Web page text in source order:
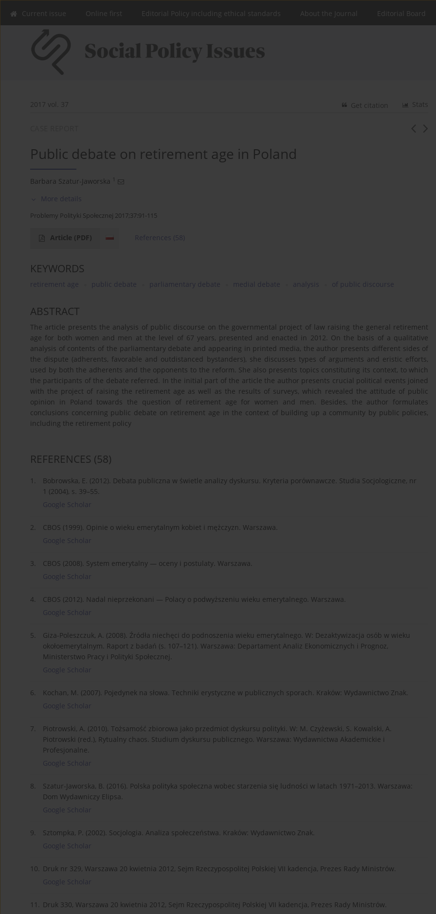
Current issue Online first Editorial Policy including ethical standards About the Journal Editorial Board
2017 vol. 37 Stats
Get citation
Public debate on retirement age in Poland
Barbara Szatur-Jaworska 1
More details
Problemy Polityki Społecznej 2017;37:91-115
Article (PDF) References (58)
KEYWORDS
retirement age public debate parliamentary debate medial debate analysis of public discourse
ABSTRACT
The article presents the analysis of public discourse on the governmental project of law raising the general retirement
age for both women and men at the level of 67 years, presented and enacted in 2012. On the basis of a qualitative
analysis of contents of the parliamentary debate and appearing in printed media, the author presents different sides of
the dispute (adherents, favorable and outdistanced bystanders), she discusses types of arguments and eristic efforts,
used by both the adherents and the opponents to the reform. She also presents topics constituting its context, to which
the participants of the debate referred. In the initial part of the article the author presents crucial political events joined
with the project of raising the retirement age as well as the results of surveys, which revealed the attitude of public
opinion in Poland towards the question of retirement age for women and men. Besides, the author formulates
conclusions concerning public debate on retirement age in the context of building up a community by public policies,
including the retirement policy
REFERENCES (58)
1.
Bobrowska, E. (2012). Debata publiczna w świetle analizy dyskursu. Kryteria porównawcze. Studia Socjologiczne, nr
1 (2004), s. 39–55.
Google Scholar
2.
CBOS (1999). Opinie o wieku emerytalnym kobiet i mężczyzn. Warszawa.
Google Scholar
3.
CBOS (2008). System emerytalny — oceny i postulaty. Warszawa.
Google Scholar
4.
CBOS (2012). Nadal nieprzekonani — Polacy o podwyższeniu wieku emerytalnego. Warszawa.
Google Scholar
5.
Giza-Poleszczuk, A. (2008). Źródła niechęci do podnoszenia wieku emerytalnego. W: Dezaktywizacja osób w wieku
okołoemerytalnym. Raport z badań (s. 107–121). Warszawa: Departament Analiz Ekonomicznych i Prognoz,
Ministerstwo Pracy i Polityki Społecznej.
Google Scholar
6.
Kochan, M. (2007). Pojedynek na słowa. Techniki erystyczne w publicznych sporach. Kraków: Wydawnictwo Znak.
Google Scholar
7.
Piotrowski, A. (2010). Tożsamość zbiorowa jako przedmiot dyskursu polityki. W: M. Czyżewski, S. Kowalski, A.
Piotrowski (red.), Rytualny chaos. Studium dyskursu publicznego. Warszawa: Wydawnictwa Akademickie i
Profesjonalne.
Google Scholar
8.
Szatur-Jaworska, B. (2016). Polska polityka społeczna wobec starzenia się ludności w latach 1971–2013. Warszawa:
Dom Wydawniczy Elipsa.
Google Scholar
9.
Sztompka, P. (2002). Socjologia. Analiza społeczeństwa. Kraków: Wydawnictwo Znak.
Google Scholar
10. Druk nr 329, Warszawa 20 kwietnia 2012, Sejm Rzeczypospolitej Polskiej VII kadencja, Prezes Rady Ministrów.
Google Scholar
11. Druk 330, Warszawa 20 kwietnia 2012, Sejm Rzeczypospolitej Polskiej VII kadencja, Prezes Rady Ministrów.